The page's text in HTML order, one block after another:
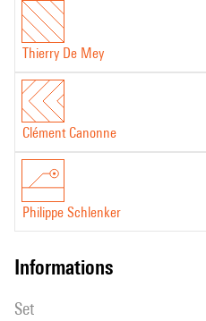
Thierry De Mey
Clément Canonne
Philippe Schlenker
informations
set